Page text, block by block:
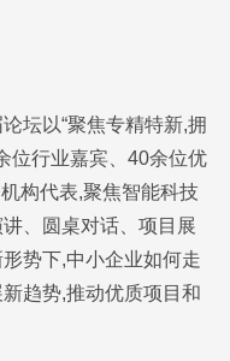
坛以“聚焦专精特新,拥
位行业嘉宾、40余位优
构代表,聚焦智能科技
、圆桌对话、项目展
势下,中小企业如何走
趋势,推动优质项目和